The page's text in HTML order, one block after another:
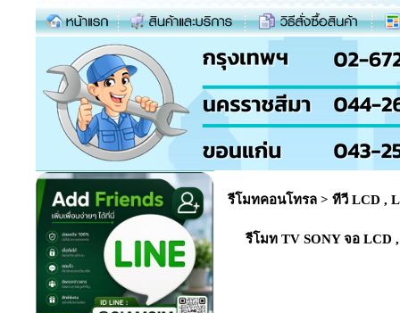
รีโมทคอนโทรล > ทีวี LCD ,
รีโมท TV SONY จอ